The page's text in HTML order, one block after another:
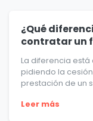
¿Qué
contratar un
La diferencia
pidiendo la
prestación de un
Leer más